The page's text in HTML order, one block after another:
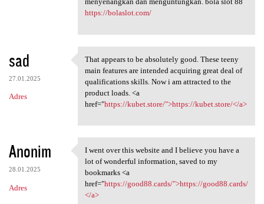
https://bolaslot.com/
sad
27.01.2025
Adres
That appears to be absolutely
That appears to be absolutely good. These teeny
main features are intended acquiring great deal of
qualifications skills. Now i am attracted to the
product loads. <a
href="https://kubet.store/">https://kubet.store/</a>
Anonim
28.01.2025
Adres
I went over this website
I went over this website and I believe you have a
lot of wonderful information, saved to my
bookmarks <a
href="https://good88.cards/">https://good88.cards/
</a>